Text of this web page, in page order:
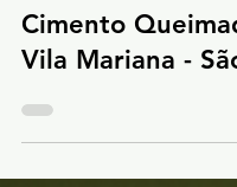
Cimento
Vila Mariana -